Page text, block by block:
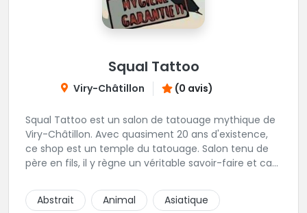
Squal Tattoo
Viry-Châtillon (0 avis)
Squal Tattoo est un salon de tatouage mythique de
Viry-Châtillon. Avec quasiment 20 ans d'existence,
ce shop est un temple du tatouage. Salon tenu de
père en fils, il y règne un véritable savoir-faire et ca
réalisés par les tatoueurs du shop. N'hésitez-plus,
Squal Tattoo est un véritable institution du tatouage
Abstrait Animal Asiatique